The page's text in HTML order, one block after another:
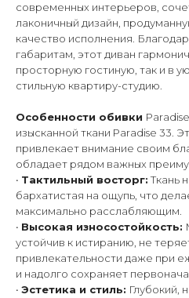
современных интерьеров,
лаконичный дизайн,
качество исполнения.
габаритам, этот диван
просторную гостиную, так и в
стильную квартиру-студию.
Особенности обивки
изысканной ткани Paradise 33.
привлекает внимание своим
обладает рядом важных
• Тактильный восторг: Ткань
бархатистая на ощупь, что
максимально расслабляющим.
• Высокая износостойкость:
устойчив к истиранию, не
привлекательности даже при
и надолго сохраняет
• Эстетика и стиль: Глубокий,